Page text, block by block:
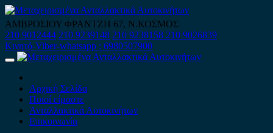
Skip
to
content
ΑΜΒΡΟΣΙΟΥ ΦΡΑΝΤΖΗ 67, Ν.ΚΟΣΜΟΣ
210 9012444 210 9239148 210 9238158 210 9026839
Κινητό-Viber-whatsapp : 6980507900
Primary
Αρχική Σελίδα
Ποιοί είμαστε
Ανταλλακτικά Αυτοκινήτων
Επικοινωνία